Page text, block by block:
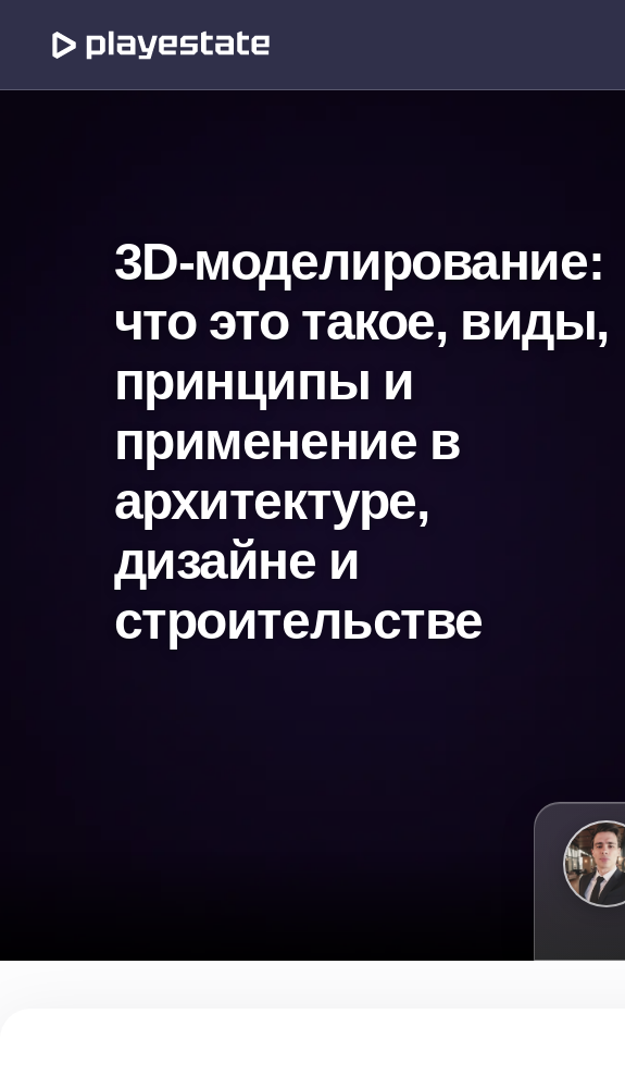
3D-моделирование:
что это такое, виды,
принципы и
применение в
архитектуре,
дизайне и
строительстве